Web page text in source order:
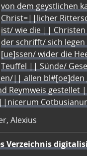
von dem geystlichen
Christ=||licher
ist/ wie die ||
der schrifft/ sich
[ue]ssen/ wider die
Teuffel || Sünde/
|| allen bl#[oe]den
Reymweis gestellet
Alexius
Verzeichnis